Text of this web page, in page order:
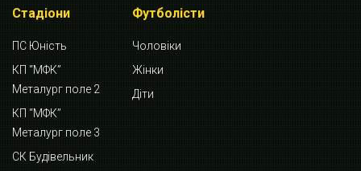
Стадіони
ПС Юність
КП “МФК”
Металург поле 2
КП “МФК”
Металург поле 3
СК Будівельник
Футболісти
Чоловіки
Жінки
Діти